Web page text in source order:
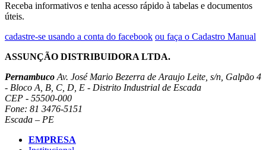
Receba informativos e tenha acesso rápido à tabelas e documentos
úteis.
cadastre-se usando a conta do facebook ou faça o Cadastro Manual
ASSUNÇÃO DISTRIBUIDORA LTDA.
Pernambuco Av. José Mario Bezerra de Araujo Leite, s/n, Galpão 4
- Bloco A, B, C, D, E - Distrito Industrial de Escada
CEP - 55500-000
Fone: 81 3476-5151
Escada – PE
EMPRESA